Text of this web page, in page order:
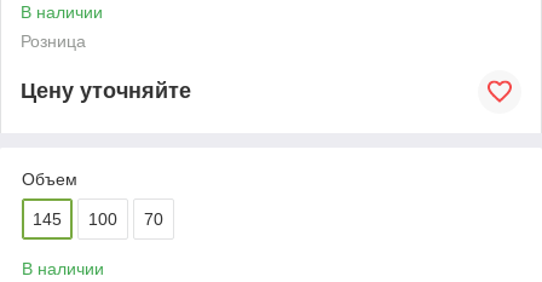
В наличии
Розница
Цену уточняйте
Объем
145 100 70
В наличии